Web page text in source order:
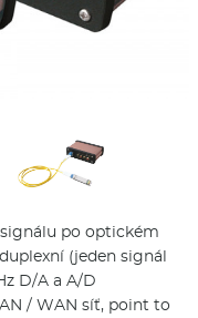
po optickém
(jeden signál
D/A a A/D
/ WAN síť, point to